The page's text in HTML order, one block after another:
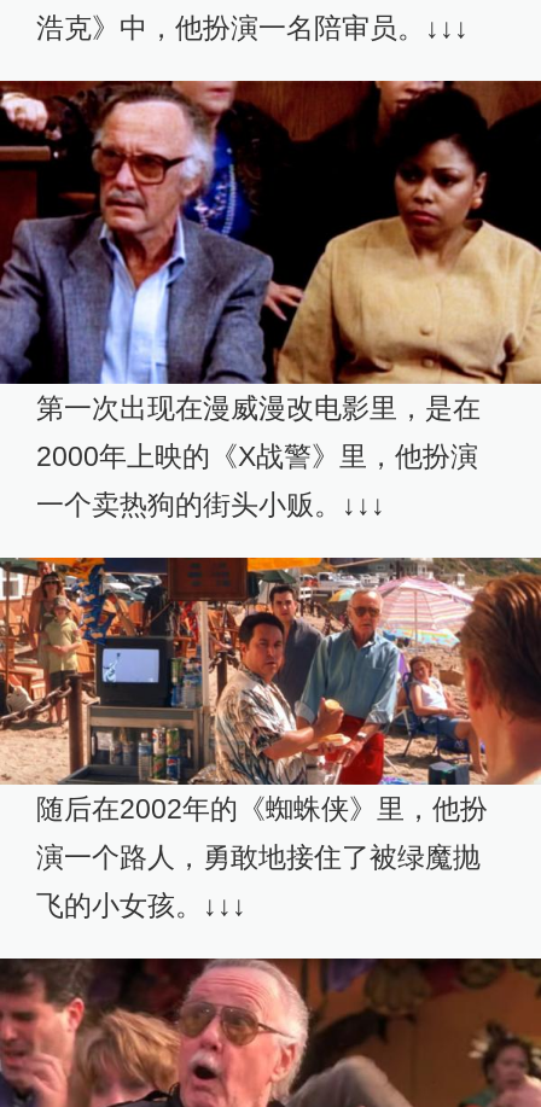
浩克》中，他扮演一名陪审员。↓↓↓
第一次出现在漫威漫改电影里，是在
2000年上映的《X战警》里，他扮演
一个卖热狗的街头小贩。↓↓↓
随后在2002年的《蜘蛛侠》里，他扮
演一个路人，勇敢地接住了被绿魔抛
飞的小女孩。↓↓↓